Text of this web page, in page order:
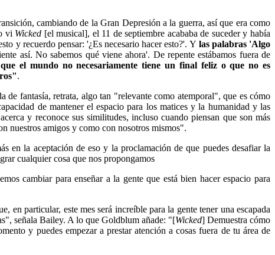
cambiando de la Gran Depresión a la guerra, así que era como
vi Wicked [el musical], el 11 de septiembre acababa de suceder y había
y recuerdo pensar: '¿Es necesario hacer esto?'. Y las palabras 'Algo
así. No sabemos qué viene ahora'. De repente estábamos fuera de
el mundo no necesariamente tiene un final feliz o que no es
.
de fantasía, retrata, algo tan "relevante como atemporal", que es cómo
de mantener el espacio para los matices y la humanidad y las
y reconoce sus similitudes, incluso cuando piensan que son más
nuestros amigos y como con nosotros mismos".
en la aceptación de eso y la proclamación de que puedes desafiar la
cualquier cosa que nos propongamos
cambiar para enseñar a la gente que está bien hacer espacio para
particular, este mes será increíble para la gente tener una escapada
señala Bailey. A lo que Goldblum añade: "[Wicked] Demuestra cómo
y puedes empezar a prestar atención a cosas fuera de tu área de